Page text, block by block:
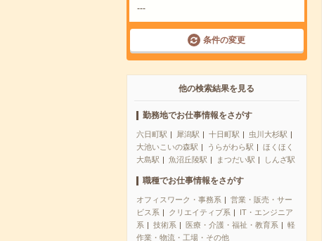
---
条件の変更
他の検索結果を見る
勤務地でお仕事情報をさがす
六日町駅 犀潟駅 十日町駅
虫川大杉駅
大池いこいの森駅
うらがわら駅
ほくほく
大島駅
魚沼丘陵駅 まつだい駅 しんざ駅
職種でお仕事情報をさがす
オフィスワーク・事務系
営業・販売・サー
ビス系
クリエイティブ系
IT・エンジニア
系
技術系 医療・介護・福祉・教育系
軽
作業・物流・工場・その他